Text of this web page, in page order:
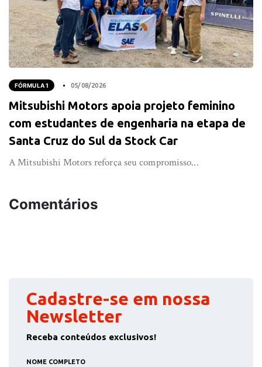
FÓRMULA 1 05/08/2026
Mitsubishi Motors apoia projeto feminino
com estudantes de engenharia na etapa de
Santa Cruz do Sul da Stock Car
A Mitsubishi Motors reforça seu compromisso...
Comentários
Cadastre-se em nossa
Newsletter
Receba conteúdos exclusivos!
NOME COMPLETO